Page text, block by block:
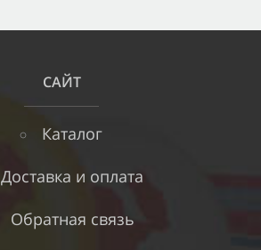
САЙТ
Каталог
Доставка и оплата
Обратная связь